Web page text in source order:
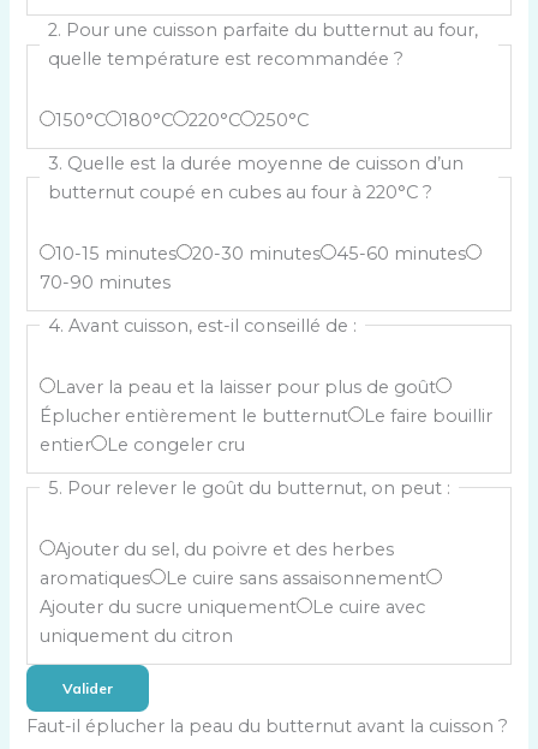
i
s
z
s
e
l
r
é
p
o
e
p
a
r
i
l
2. Pour une cuisson parfaite du butternut au four,
quelle température est recommandée ?
C
h
o
i
s
s
z
u
n
s
u
l
e
r
é
o
150°C 180°C 220°C
250°C
3. Quelle est la durée moyenne de cuisson d’un
butternut coupé en cubes au four à 220°C ?
C
h
o
i
s
s
e
u
n
e
s
l
10-15 minutes 20-30 minutes
45-60 minutes
70-90 minutes
4. Avant cuisson, est-il conseillé de :
C
h
o
i
s
s
e
z
e
Laver la peau et la laisser pour plus de goût
Éplucher entièrement le butternut
Le faire bouillir
entier
Le congeler cru
5. Pour relever le goût du butternut, on peut :
C
h
o
i
s
s
Ajouter du sel, du poivre et des herbes
aromatiques
Le cuire sans assaisonnement
Ajouter du sucre uniquement
Le cuire avec
uniquement du citron
Valider
Faut-il éplucher la peau du butternut avant la cuisson ?